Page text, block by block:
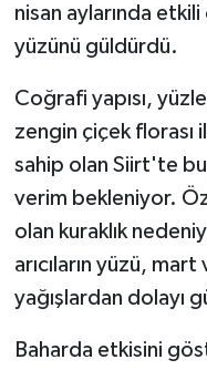
nisan aylarında etkili
yüzünü güldürdü.
Coğrafi yapısı,
zengin çiçek florası
sahip olan Siirt'te
verim bekleniyor.
olan kuraklık
arıcıların yüzü,
yağışlardan dolayı
Baharda etkisini